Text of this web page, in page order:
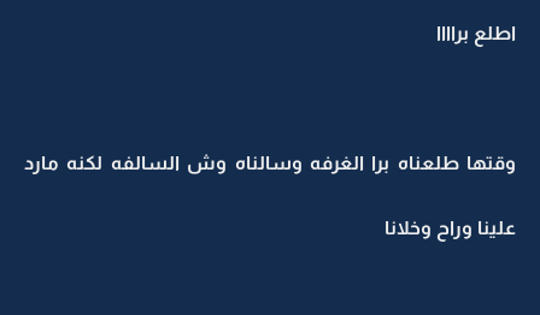
اطلع براااا
وقتها طلعناه برا الغرفه وسالناه وش السالفه لكنه مارد
علينا وراح وخلانا